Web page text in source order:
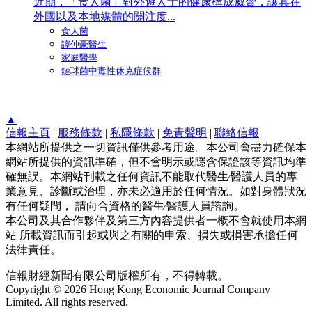
外國以及本地媒體的關注度...
食人菌
譚仲豪醫生
家庭醫學
鏈球菌中毒性休克症候群
▲
信報主頁 | 服務條款 | 私隱條款 | 免責聲明 | 聯絡信報
本網站所提供之一切資訊僅供參考用途。本公司會盡力確保本
網站所提供的資訊準確，但不會明示或隱含保證該等資訊均準
確無誤。本網站刊載之任何資訊不能取代醫生∕醫護人員的專
業意見、診斷或治理，亦未必適用於任何情況。如對身體狀況
有任何疑問， 請向合資格的醫生∕醫護人員諮詢。
本公司及其合作夥伴及第三方內容提供者一概不會就使用本網
站 所載資訊而引起或與之有關的申索、損失或損害承擔任何
法律責任。
信報財經新聞有限公司版權所有，不得轉載。
Copyright © 2026 Hong Kong Economic Journal Company
Limited. All rights reserved.